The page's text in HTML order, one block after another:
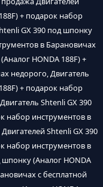
+ подарок набор
GX 390 под шпонку
в Барановичах
HONDA 188F) +
недорого, Двигатель
+ подарок набор
Shtenli GX 390
набор инструментов в
Shtenli GX 390
набор инструментов в
(Аналог HONDA
с бесплатной